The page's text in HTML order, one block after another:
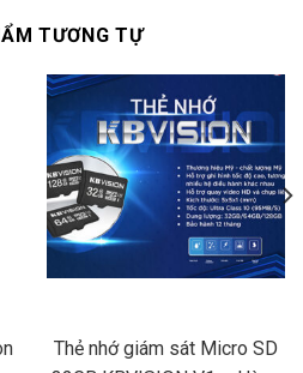
TƯƠNG TỰ
Thẻ nhớ giám sát Micro SD